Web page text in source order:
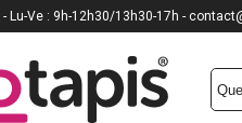
Lu-Ve : 9h-12h30/13h30-17h -